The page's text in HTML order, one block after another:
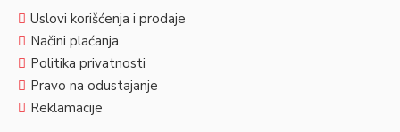
Uslovi korišćenja i prodaje
Načini plaćanja
Politika privatnosti
Pravo na odustajanje
Reklamacije